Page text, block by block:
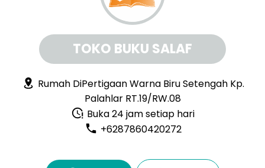
TOKO BUKU SALAF
Rumah DiPertigaan Warna Biru Setengah Kp.
Palahlar RT.19/RW.08
Buka 24 jam setiap hari
+6287860420272